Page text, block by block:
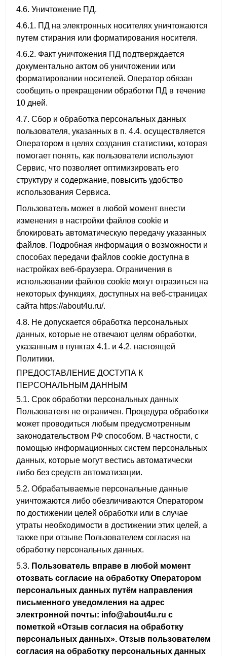
4.6. Уничтожение ПД.
4.6.1. ПД на электронных носителях уничтожаются
путем стирания или форматирования носителя.
4.6.2. Факт уничтожения ПД подтверждается
документально актом об уничтожении или
форматировании носителей. Оператор обязан
сообщить о прекращении обработки ПД в течение
10 дней.
4.7. Сбор и обработка персональных данных
пользователя, указанных в п. 4.4. осуществляется
Оператором в целях создания статистики, которая
помогает понять, как пользователи используют
Сервис, что позволяет оптимизировать его
структуру и содержание, повысить удобство
использования Сервиса.
Пользователь может в любой момент внести
изменения в настройки файлов cookie и
блокировать автоматическую передачу указанных
файлов. Подробная информация о возможности и
способах передачи файлов cookie доступна в
настройках веб-браузера. Ограничения в
использовании файлов cookie могут отразиться на
некоторых функциях, доступных на веб-страницах
сайта https://about4u.ru/.
4.8. Не допускается обработка персональных
данных, которые не отвечают целям обработки,
указанным в пунктах 4.1. и 4.2. настоящей
Политики.
ПРЕДОСТАВЛЕНИЕ ДОСТУПА К
ПЕРСОНАЛЬНЫМ ДАННЫМ
5.1. Срок обработки персональных данных
Пользователя не ограничен. Процедура обработки
может проводиться любым предусмотренным
законодательством РФ способом. В частности, с
помощью информационных систем персональных
данных, которые могут вестись автоматически
либо без средств автоматизации.
5.2. Обрабатываемые персональные данные
уничтожаются либо обезличиваются Оператором
по достижении целей обработки или в случае
утраты необходимости в достижении этих целей, а
также при отзыве Пользователем согласия на
обработку персональных данных.
5.3. Пользователь вправе в любой момент
отозвать согласие на обработку Оператором
персональных данных путём направления
письменного уведомления на адрес
электронной почты: info@about4u.ru с
пометкой «Отзыв согласия на обработку
персональных данных». Отзыв пользователем
согласия на обработку персональных данных